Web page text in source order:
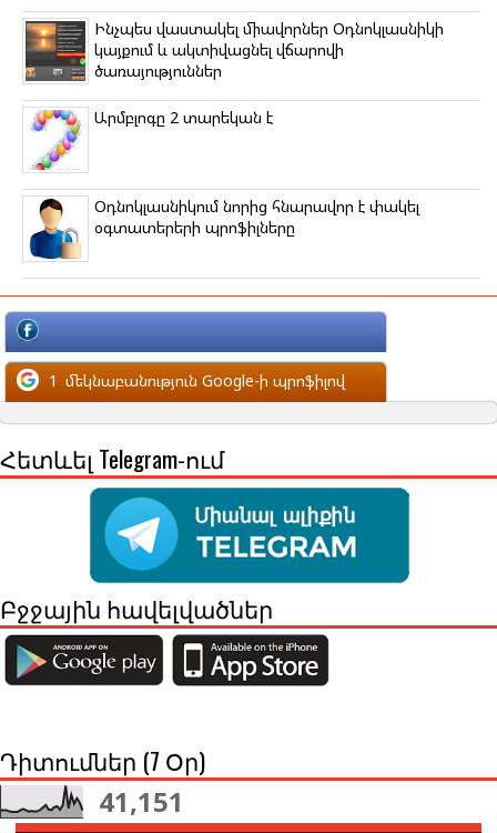
Ինչպես վաստակել միավորներ Օդնոկլասնիկի
կայքում և ակտիվացնել վճարովի
ծառայություններ
Արմբլոգը 2 տարեկան է
Օդնոկլասնիկում նորից հնարավոր է փակել
օգտատերերի պրոֆիլները
մեկնաբանություն Facebook-ի պրոֆիլով
1 մեկնաբանություն Google-ի պրոֆիլով
Հետևել Telegram-ում
Բջջային հավելվածներ
Դիտումներ (7 Օր)
41,151